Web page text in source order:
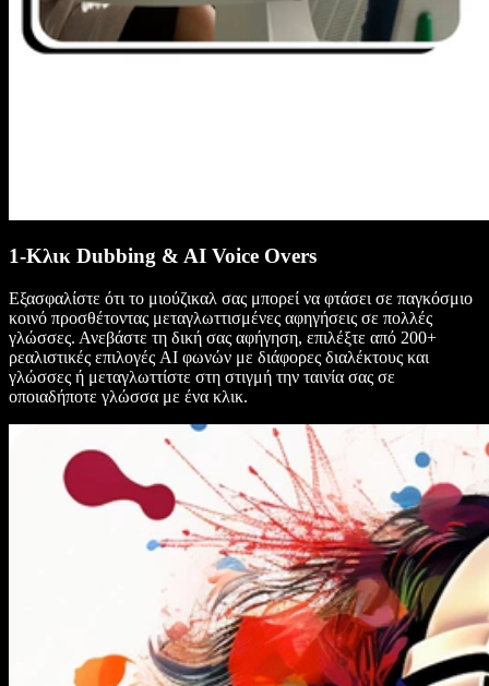
1-Κλικ Dubbing & AI Voice Overs
Εξασφαλίστε ότι το μιούζικαλ σας μπορεί να φτάσει σε παγκόσμιο
κοινό προσθέτοντας μεταγλωττισμένες αφηγήσεις σε πολλές
γλώσσες. Ανεβάστε τη δική σας αφήγηση, επιλέξτε από 200+
ρεαλιστικές επιλογές AI φωνών με διάφορες διαλέκτους και
γλώσσες ή μεταγλωττίστε στη στιγμή την ταινία σας σε
οποιαδήποτε γλώσσα με ένα κλικ.